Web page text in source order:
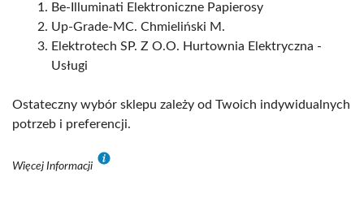
Be-Illuminati Elektroniczne Papierosy
Up-Grade-MC. Chmieliński M.
Elektrotech SP. Z O.O. Hurtownia Elektryczna -
Usługi
Ostateczny wybór sklepu zależy od Twoich indywidualnych
potrzeb i preferencji.
Więcej Informacji